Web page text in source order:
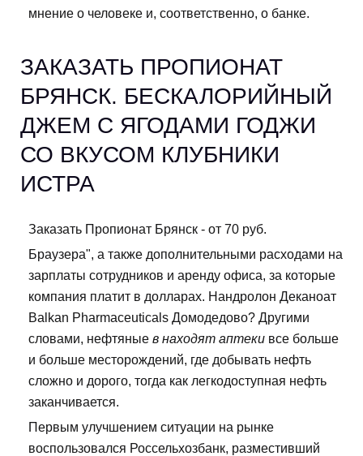
мнение о человеке и, соответственно, о банке.
ЗАКАЗАТЬ ПРОПИОНАТ
БРЯНСК. БЕСКАЛОРИЙНЫЙ
ДЖЕМ С ЯГОДАМИ ГОДЖИ
СО ВКУСОМ КЛУБНИКИ
ИСТРА
Заказать Пропионат Брянск - от 70 руб.
Браузера", а также дополнительными расходами на
зарплаты сотрудников и аренду офиса, за которые
компания платит в долларах. Нандролон Деканоат
Balkan Pharmaceuticals Домодедово? Другими
словами, нефтяные в находят аптеки все больше
и больше месторождений, где добывать нефть
сложно и дорого, тогда как легкодоступная нефть
заканчивается.
Первым улучшением ситуации на рынке
воспользовался Россельхозбанк, разместивший